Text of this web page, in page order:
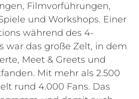
Filmvorführungen,
und Workshops. Einer
während des 4-
war das große Zelt, in dem
Meet & Greets und
Mit mehr als 2.500
rund 4.000 Fans. Das